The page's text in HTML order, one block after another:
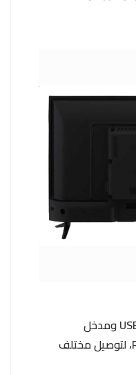
تحتوي الشاشة على مدخل USB ومدخل
HDMI ومدخل AV ومدخل RF، لتوصيل مختلف